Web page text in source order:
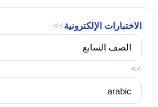
الاختبارات الإلكترونية>>
>>